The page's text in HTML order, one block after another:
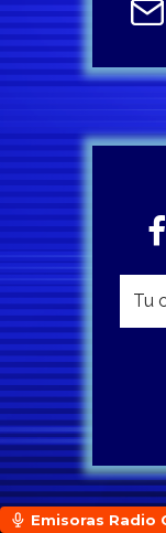
Emisoras Radio